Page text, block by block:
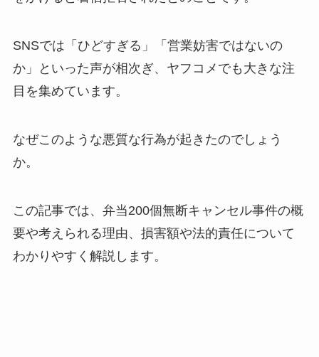
SNSでは「ひどすぎる」「営業妨害ではないの
か」といった声が相次ぎ、ヤフコメでも大きな注
目を集めています。
なぜこのような悪質な行為が起きたのでしょう
か。
この記事では、弁当200個無断キャンセル事件の概
要や考えられる理由、損害額や法的責任について
わかりやすく解説します。